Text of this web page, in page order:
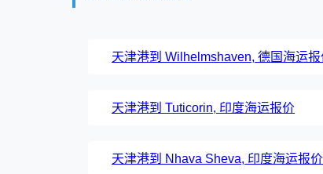
天津港到 Wilhelmshaven, 德国海运报
天津港到 Tuticorin, 印度海运报价
天津港到 Nhava Sheva, 印度海运报价